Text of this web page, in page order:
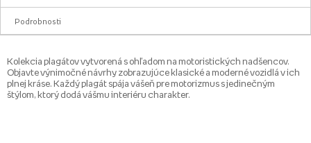
Podrobnosti
Kolekcia plagátov vytvorená s ohľadom na motoristických nadšencov.
Objavte výnimočné návrhy zobrazujúce klasické a moderné vozidlá v ich
plnej kráse. Každý plagát spája vášeň pre motorizmus s jedinečným
štýlom, ktorý dodá vášmu interiéru charakter.